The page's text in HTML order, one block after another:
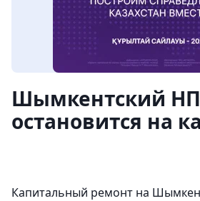
Шымкентский
остановится на
Капитальный ремонт на